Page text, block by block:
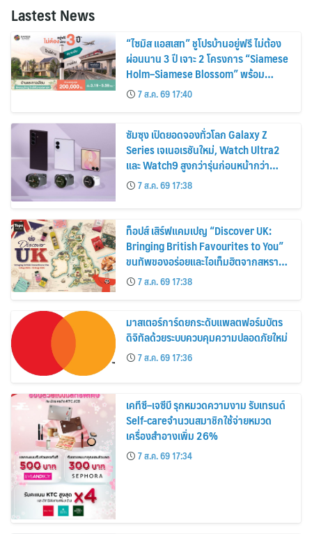
Lastest News
“ไซมิส แอสเสท” ชูโปรบ้านอยู่ฟรี ไม่ต้อง
ผ่อนนาน 3 ปี เจาะ 2 โครงการ “Siamese
Holm–Siamese Blossom” พร้อม
ส่วนลดและสิทธิพิเศษถึง 31 สิงหาคม
2569
7 ส.ค. 69 17:40
ซัมซุง เปิดยอดจองทั่วโลก Galaxy Z
Series เจเนอเรชันใหม่, Watch Ultra2
และ Watch9 สูงกว่ารุ่นก่อนหน้ากว่า
30%7 ส.ค. 69 17:38
ท็อปส์ เสิร์ฟแคมเปญ “Discover UK:
Bringing British Favourites to You”
ขนทัพของอร่อยและไอเท็มฮิตจากสหราช
อาณาจักร ส่งตรงถึงมือตั้งแต่วันนี้ – 18
สิงหาคมนี้
7 ส.ค. 69 17:38
มาสเตอร์การ์ดยกระดับแพลตฟอร์มบัตร
ดิจิทัลด้วยระบบควบคุมความปลอดภัยใหม่
7 ส.ค. 69 17:36
เคทีซี–เจซีบี รุกหมวดความงาม รับเทรนด์
Self-careจำนวนสมาชิกใช้จ่ายหมวด
เครื่องสำอางเพิ่ม 26%
7 ส.ค. 69 17:34